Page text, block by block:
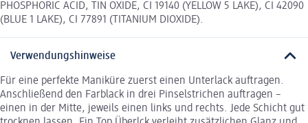
PHOSPHORIC ACID, TIN OXIDE, CI 19140 (YELLOW 5 LAKE), CI 42090
(BLUE 1 LAKE), CI 77891 (TITANIUM DIOXIDE).
Verwendungshinweise
Für eine perfekte Maniküre zuerst einen Unterlack auftragen.
Anschließend den Farblack in drei Pinselstrichen auftragen –
einen in der Mitte, jeweils einen links und rechts. Jede Schicht gut